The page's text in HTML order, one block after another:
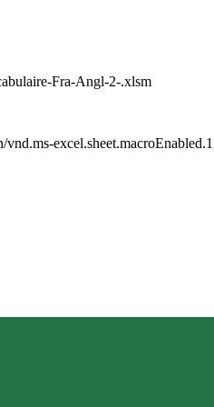
Fra-Angl-2-.xlsm